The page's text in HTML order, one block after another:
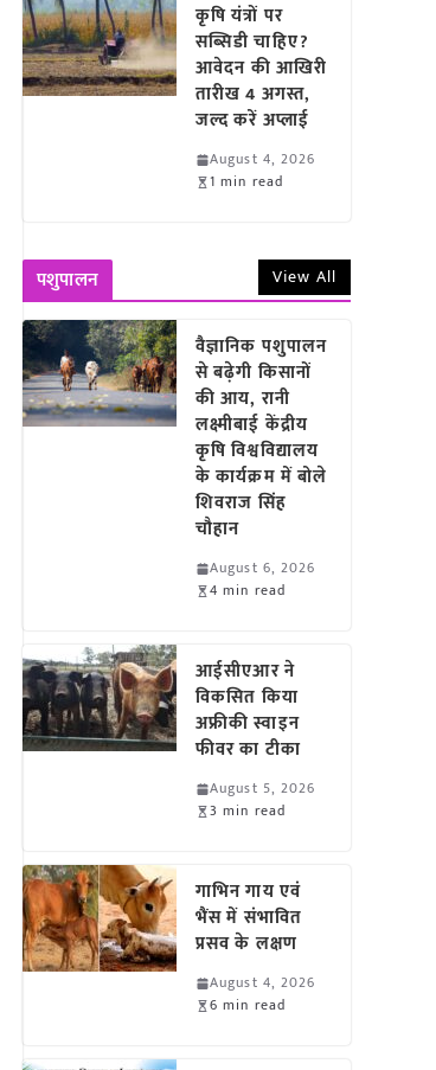
कृषि यंत्रों पर
सब्सिडी चाहिए?
आवेदन की आखिरी
तारीख 4 अगस्त,
जल्द करें अप्लाई
August 4, 2026
1 min read
पशुपालन View All
वैज्ञानिक पशुपालन
से बढ़ेगी किसानों
की आय, रानी
लक्ष्मीबाई केंद्रीय
कृषि विश्वविद्यालय
के कार्यक्रम में बोले
शिवराज सिंह
चौहान
August 6, 2026
4 min read
आईसीएआर ने
विकसित किया
अफ्रीकी स्वाइन
फीवर का टीका
August 5, 2026
3 min read
गाभिन गाय एवं
भैंस में संभावित
प्रसव के लक्षण
August 4, 2026
6 min read